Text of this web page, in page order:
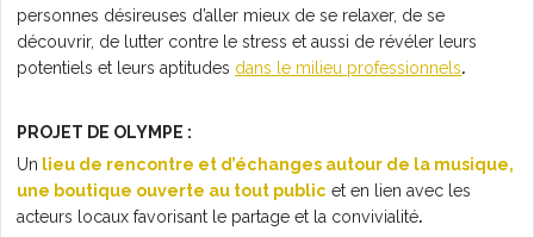
personnes désireuses d’aller mieux de se relaxer, de se
découvrir, de lutter contre le stress et aussi de révéler leurs
potentiels et leurs aptitudes dans le milieu professionnels.
PROJET DE OLYMPE :
Un lieu de rencontre et d’échanges autour de la musique,
une boutique ouverte au tout public et en lien avec les
acteurs locaux favorisant le partage et la convivialité.